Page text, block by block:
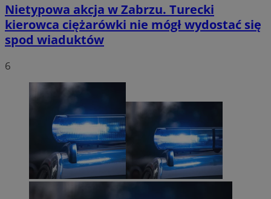
Nietypowa akcja w Zabrzu. Turecki
kierowca ciężarówki nie mógł wydostać się
spod wiaduktów
6